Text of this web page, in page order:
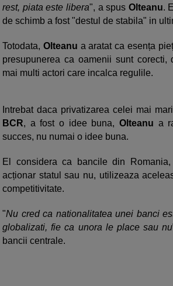
rest, piata este libera", a spus Olteanu.
de schimb a fost "destul de stabila" in
Totodata, Olteanu a aratat ca esența
presupunerea ca oamenii sunt corecti,
mai multi actori care incalca regulile.
Intrebat daca privatizarea celei mai
BCR, a fost o idee buna, Olteanu a
succes, nu numai o idee buna.
El considera ca bancile din
acționar statul sau nu, utilizeaza
competitivitate.
"Nu cred ca nationalitatea unei banci
globalizati, fie ca unora le place sau nu
bancii centrale.